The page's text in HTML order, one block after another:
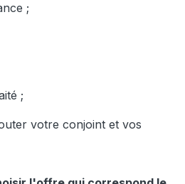
;
;
votre conjoint et vos